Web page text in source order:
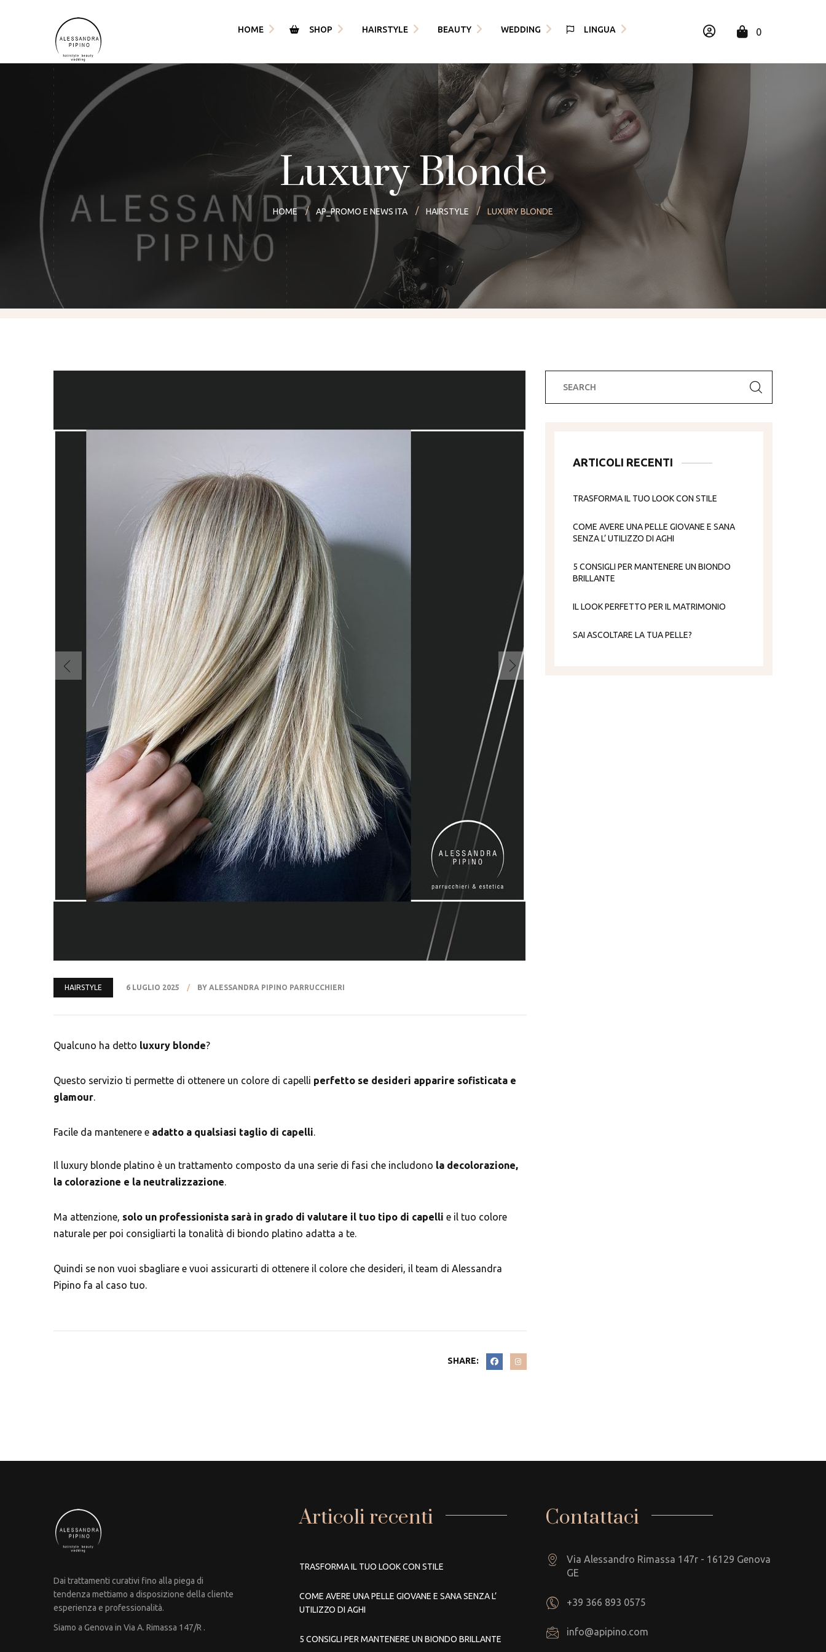
HOME
Articoli, Promo e News
La nostra formazione
Dove Siamo
Lavora con noi
SHOP
Shop
Privacy Policy
Termini e Condizioni per
acquistare
HAIRSTYLE
Il nostro Biondo
Trattamenti cute
BEAUTY
Trattamenti Estetica
Epilazione Laser
WEDDING
Matrimonio
LINGUA
English
Italiano
0
Luxury Blonde
HOME AP_PROMO E NEWS ITA HAIRSTYLE LUXURY BLONDE
HAIRSTYLE 6 LUGLIO 2025 BY ALESSANDRA PIPINO PARRUCCHIERI
Qualcuno ha detto luxury blonde?
Questo servizio ti permette di ottenere un colore di capelli perfetto se desideri apparire sofisticata e
glamour.
Facile da mantenere e adatto a qualsiasi taglio di capelli.
Il luxury blonde platino è un trattamento composto da una serie di fasi che includono la decolorazione,
la colorazione e la neutralizzazione.
Ma attenzione, solo un professionista sarà in grado di valutare il tuo tipo di capelli e il tuo colore
naturale per poi consigliarti la tonalità di biondo platino adatta a te.
Quindi se non vuoi sbagliare e vuoi assicurarti di ottenere il colore che desideri, il team di Alessandra
Pipino fa al caso tuo.
SHARE:
ARTICOLI RECENTI
TRASFORMA IL TUO LOOK CON STILE
COME AVERE UNA PELLE GIOVANE E SANA
SENZA L’ UTILIZZO DI AGHI
5 CONSIGLI PER MANTENERE UN BIONDO
BRILLANTE
IL LOOK PERFETTO PER IL MATRIMONIO
SAI ASCOLTARE LA TUA PELLE?
Dai trattamenti curativi fino alla piega di
tendenza mettiamo a disposizione della cliente
esperienza e professionalità.
Siamo a Genova in Via A. Rimassa 147/R .
Articoli recenti
TRASFORMA IL TUO LOOK CON STILE
COME AVERE UNA PELLE GIOVANE E SANA SENZA L’
UTILIZZO DI AGHI
5 CONSIGLI PER MANTENERE UN BIONDO BRILLANTE
Contattaci
Via Alessandro Rimassa 147r - 16129 Genova
GE
+39 366 893 0575
info@apipino.com